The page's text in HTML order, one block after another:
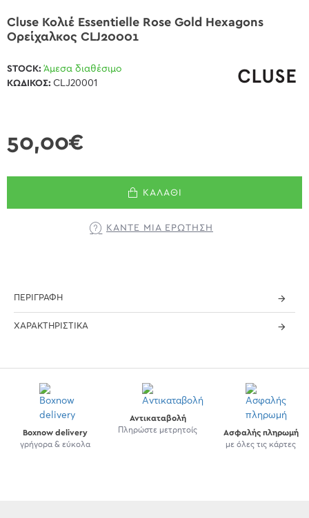
Cluse Κολιέ Essentielle Rose Gold Hexagons
Ορείχαλκος CLJ20001
50,00€
STOCK: Άμεσα διαθέσιμο
ΚΩΔΙΚΌΣ: CLJ20001
ΚΑΛΆΘΙ
ΚΆΝΤΕ ΜΊΑ ΕΡΏΤΗΣΗ
ΠΕΡΙΓΡΑΦΉ
ΧΑΡΑΚΤΗΡΙΣΤΙΚΆ
Boxnow delivery
γρήγορα & εύκολα
Αντικαταβολή
Πληρώστε μετρητοίς
Ασφαλής πληρωμή
με όλες τις κάρτες